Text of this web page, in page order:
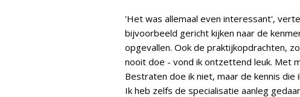
'Het was allemaal even interessant',
bijvoorbeeld gericht kijken naar de
opgevallen. Ook de praktijkopdrachten,
nooit doe - vond ik ontzettend leuk. Met
Bestraten doe ik niet, maar de kennis die
Ik heb zelfs de specialisatie aanleg